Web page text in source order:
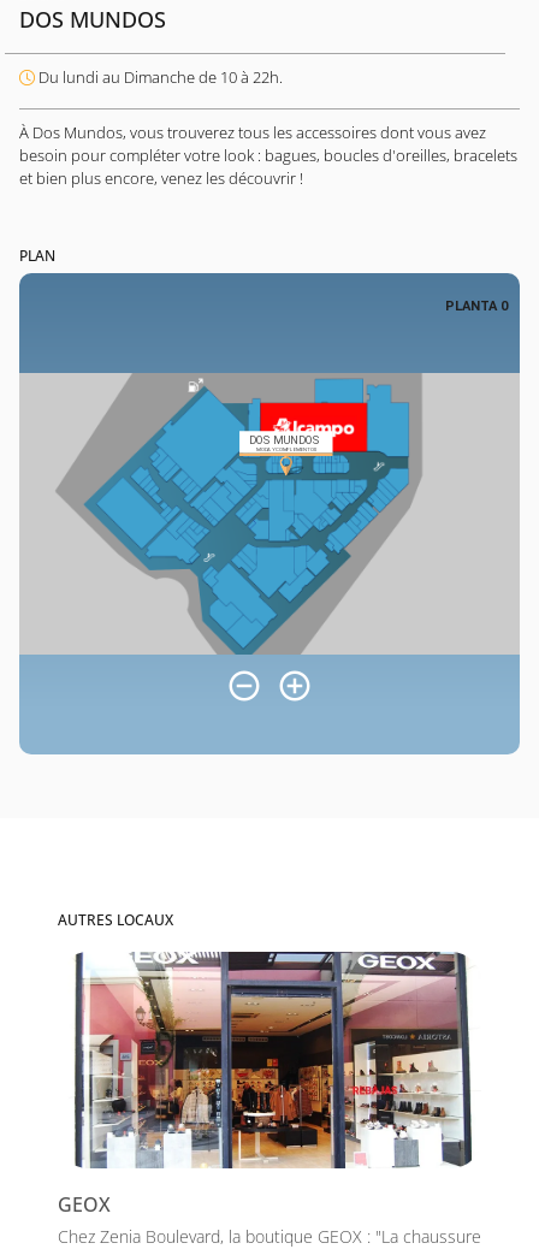
DOS MUNDOS
Du lundi au Dimanche de 10 à 22h.
À Dos Mundos, vous trouverez tous les accessoires dont vous avez
besoin pour compléter votre look : bagues, boucles d'oreilles, bracelets
et bien plus encore, venez les découvrir !
PLAN
AUTRES LOCAUX
GEOX
Chez Zenia Boulevard, la boutique GEOX : "La chaussure